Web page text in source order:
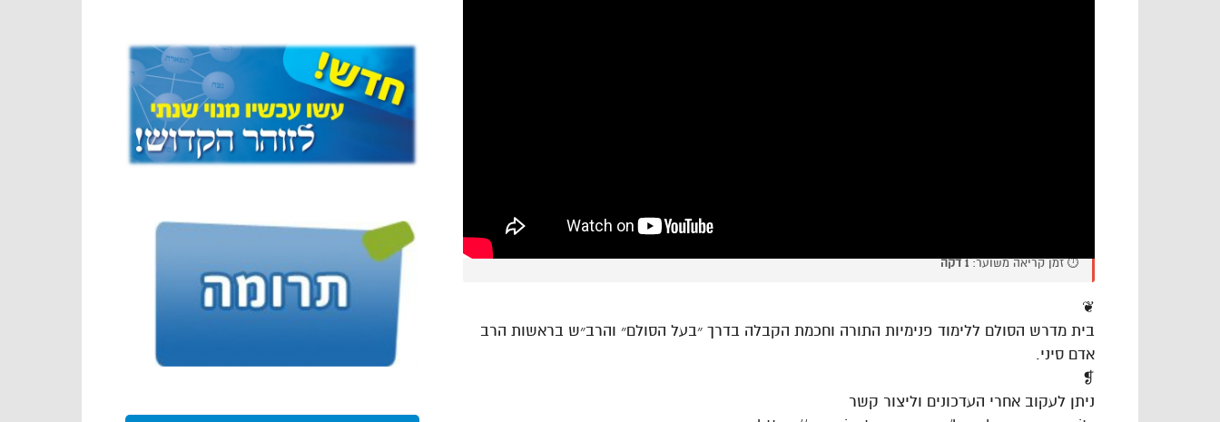
⏱️ זמן קריאה משוער:1 דקה
❦
בית מדרש הסולם ללימוד פנימיות התורה וחכמת הקבלה בדרך ״בעל הסולם״ והרב״ש בראשות הרב
אדם סיני.
❡
ניתן לעקוב אחרי העדכונים וליצור קשר